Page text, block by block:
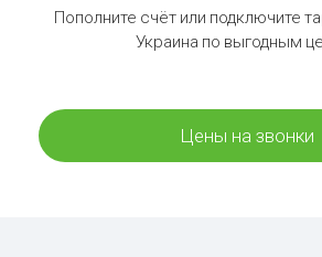
Пополните счёт или подключите
Украина по выгодным
Цены на звонки